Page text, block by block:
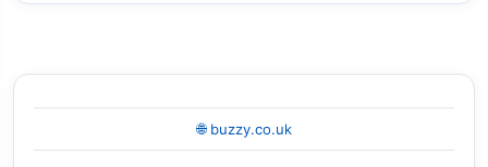
🌐 buzzy.co.uk